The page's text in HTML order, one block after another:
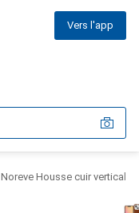
Vers l'app
Noreve Housse cuir vertical